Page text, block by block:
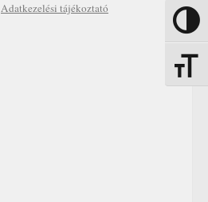
Nagy
Adatkezelési tájékoztató